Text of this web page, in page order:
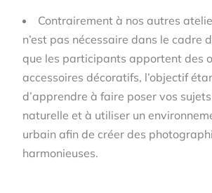
Contrairement à nos autres
n’est pas nécessaire dans le cadre
que les participants apportent des
accessoires décoratifs, l’objectif
d’apprendre à faire poser vos
naturelle et à utiliser un
urbain afin de créer des
harmonieuses.